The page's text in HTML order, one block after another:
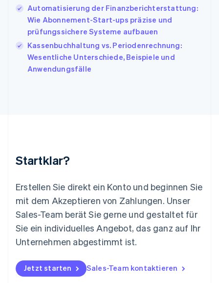
Automatisierung der Finanzberichterstattung:
Wie Abonnement-Start-ups präzise und
prüfungssichere Systeme aufbauen
Kassenbuchhaltung vs. Periodenrechnung:
Wesentliche Unterschiede, Beispiele und
Anwendungsfälle
Startklar?
Erstellen Sie direkt ein Konto und beginnen Sie
mit dem Akzeptieren von Zahlungen. Unser
Sales-Team berät Sie gerne und gestaltet für
Sie ein individuelles Angebot, das ganz auf Ihr
Unternehmen abgestimmt ist.
Jetzt starten Sales-Team kontaktieren
Kanada
EnglishFrançais
Kroatien
English Italiano
English
Liechtenstein
English
Español English
Neuseeland
English
Niederlande
Norwegen
English
DeutschEnglish
Polen